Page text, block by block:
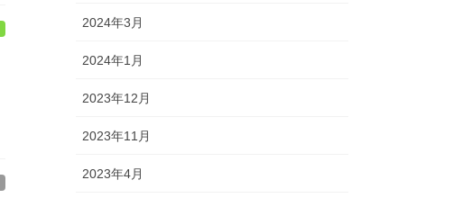
2024年3月
2024年1月
2023年12月
2023年11月
2023年4月